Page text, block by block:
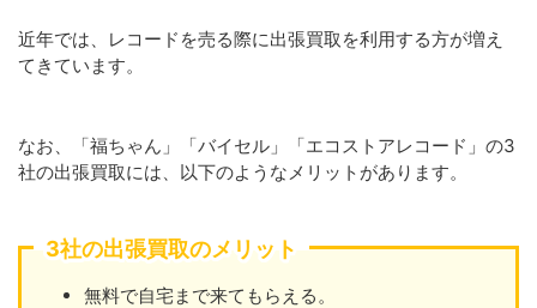
近年では、レコードを売る際に出張買取を利用する方が増え
てきています。
なお、「福ちゃん」「バイセル」「エコストアレコード」の3
社の出張買取には、以下のようなメリットがあります。
3社の出張買取のメリット
無料で自宅まで来てもらえる。